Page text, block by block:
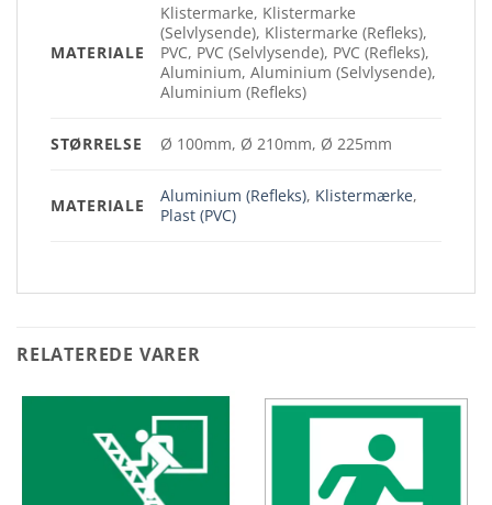
MATERIALE
Klistermarke, Klistermarke
(Selvlysende), Klistermarke (Refleks),
PVC, PVC (Selvlysende), PVC (Refleks),
Aluminium, Aluminium (Selvlysende),
Aluminium (Refleks)
STØRRELSE Ø 100mm, Ø 210mm, Ø 225mm
MATERIALE Aluminium (Refleks), Klistermærke,
Plast (PVC)
RELATEREDE VARER